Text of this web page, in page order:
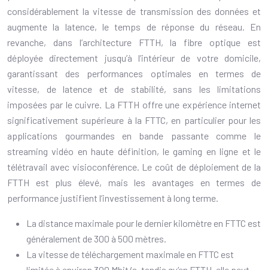
considérablement la vitesse de transmission des données et
augmente la latence, le temps de réponse du réseau. En
revanche, dans l’architecture FTTH, la fibre optique est
déployée directement jusqu’à l’intérieur de votre domicile,
garantissant des performances optimales en termes de
vitesse, de latence et de stabilité, sans les limitations
imposées par le cuivre. La FTTH offre une expérience internet
significativement supérieure à la FTTC, en particulier pour les
applications gourmandes en bande passante comme le
streaming vidéo en haute définition, le gaming en ligne et le
télétravail avec visioconférence. Le coût de déploiement de la
FTTH est plus élevé, mais les avantages en termes de
performance justifient l’investissement à long terme.
La distance maximale pour le dernier kilomètre en FTTC est
généralement de 300 à 500 mètres.
La vitesse de téléchargement maximale en FTTC est